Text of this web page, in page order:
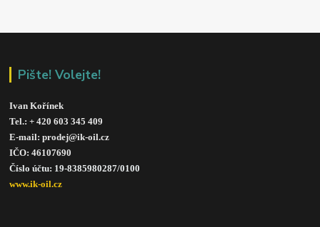
Pište! Volejte!
Ivan Kořínek
Tel.: + 420 603 345 409
E-mail: prodej@ik-oil.cz
IČO: 46107690
Číslo účtu: 19-8385980287/0100
www.ik-oil.cz